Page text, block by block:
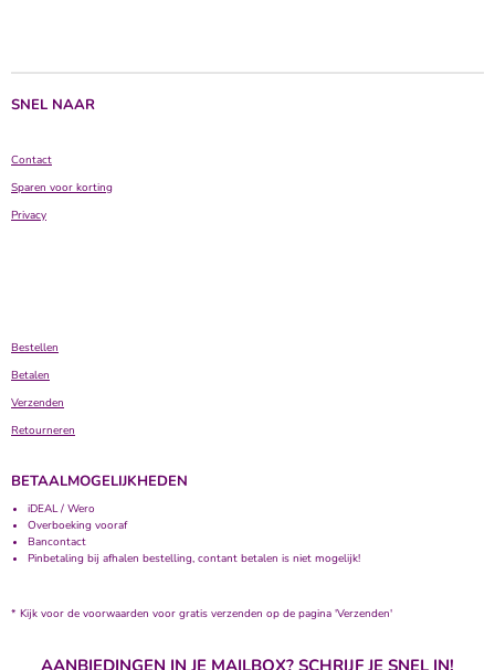
SNEL NAAR
Contact
Sparen voor korting
Privacy
Bestellen
Betalen
Verzenden
Retourneren
BETAALMOGELIJKHEDEN
iDEAL / Wero
Overboeking vooraf
Bancontact
Pinbetaling bij afhalen bestelling, contant betalen is niet mogelijk!
* Kijk voor de voorwaarden voor gratis verzenden op de pagina 'Verzenden'
AANBIEDINGEN IN JE MAILBOX? SCHRIJF JE SNEL IN!